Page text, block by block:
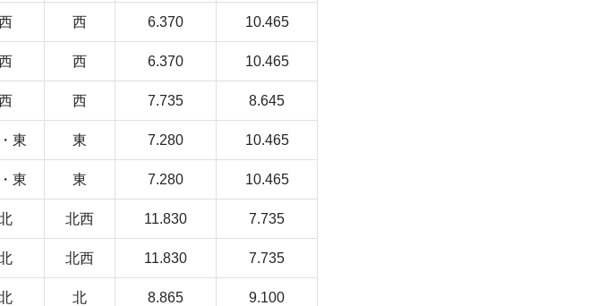
西 6.370 10.465
西 6.370 10.465
西 7.735 8.645
東 東 7.280 10.465
東 東 7.280 10.465
北西 11.830 7.735
北西 11.830 7.735
北 8.865 9.100